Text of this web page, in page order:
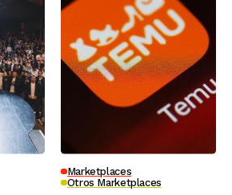
Marketplaces
Otros Marketplaces